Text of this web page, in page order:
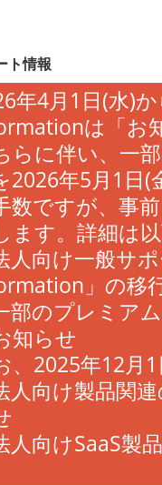
ト情報
年4月1日(水)
は「お
らに伴い、一
2026年5月1日
数ですが、事
ます。詳細は
人向け一般サ
」の移
部のプレミア
知らせ
、2025年12月
人向け製品関
人向けSaaS